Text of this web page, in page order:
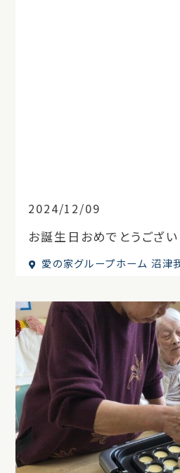
2024/12/09
お誕生日おめでとうござ
愛の家グループホーム 沼津